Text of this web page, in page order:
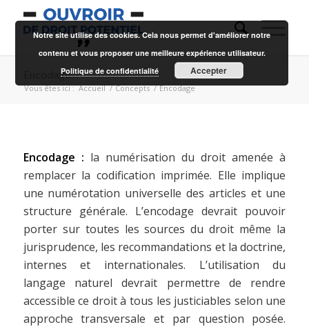
Encodage
Vous êtes ici : Accueil / Concepts / Encodage
Encodage : la numérisation du droit amenée à
remplacer la codification imprimée. Elle implique
une numérotation universelle des articles et une
structure générale. L’encodage devrait pouvoir
porter sur toutes les sources du droit même la
jurisprudence, les recommandations et la doctrine,
internes et internationales. L’utilisation du
langage naturel devrait permettre de rendre
accessible ce droit à tous les justiciables selon une
approche transversale et par question posée.
Notre site utilise des cookies. Cela nous permet d'améliorer notre
contenu et vous proposer une meilleure expérience utilisateur.
Politique de confidentialité
Accepter